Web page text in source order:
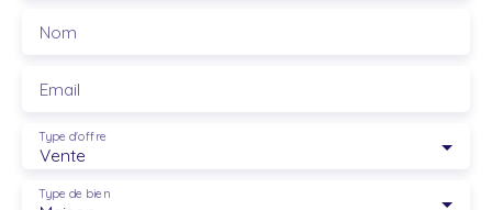
Nom
Email
Vente
Type d'offre
Type de bien